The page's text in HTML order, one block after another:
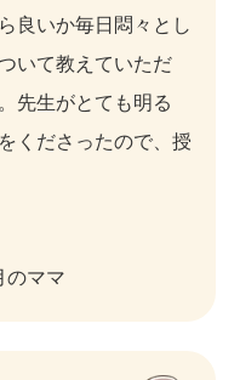
良いか毎日悶々とし
いて教えていただ
先生がとても明る
くださったので、授
ママ